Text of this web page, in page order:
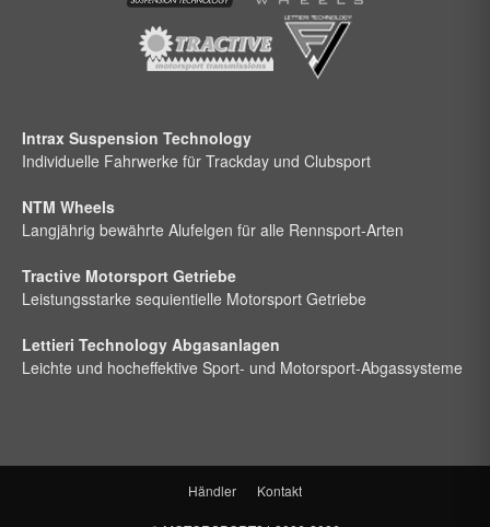
Intrax Suspension Technology
Individuelle Fahrwerke für Trackday und Clubsport
NTM Wheels
Langjährig bewährte Alufelgen für alle Rennsport-Arten
Tractive Motorsport Getriebe
Leistungsstarke sequientielle Motorsport Getriebe
Lettieri Technology Abgasanlagen
Leichte und hocheffektive Sport- und Motorsport-Abgassysteme
Händler Kontakt